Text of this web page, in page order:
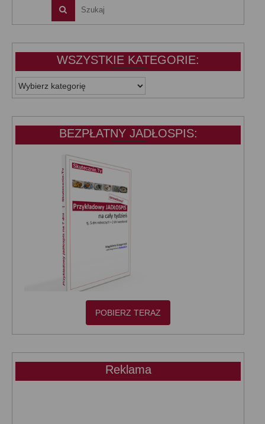
WSZYSTKIE KATEGORIE:
WSZYSTKIE
KATEGORIE:
BEZPŁATNY JADŁOSPIS:
POBIERZ TERAZ
Reklama